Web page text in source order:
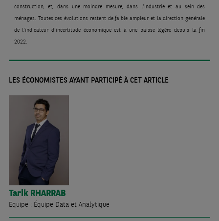
construction, et, dans une moindre mesure, dans l’industrie et au sein des
ménages. Toutes ces évolutions restent de faible ampleur et la direction générale
de l’indicateur d’incertitude économique est à une baisse légère depuis la fin
2022.
LES ÉCONOMISTES AYANT PARTICIPÉ À CET ARTICLE
Tarik RHARRAB
Equipe : Équipe Data et Analytique